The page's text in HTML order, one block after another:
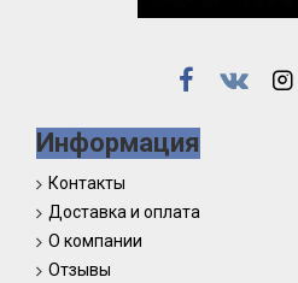
Информация
Контакты
Доставка и оплата
О компании
Отзывы